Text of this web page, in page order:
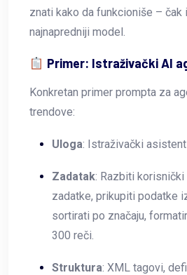
znati kako da funkcioniše – čak
najnapredniji model.
Primer: Istraživački AI
Konkretan primer prompta za
trendove:
Uloga: Istraživački asistent
Zadatak: Razbiti korisnički
zadatke, prikupiti podatke
sortirati po značaju,
300 reči.
Struktura: XML tagovi,